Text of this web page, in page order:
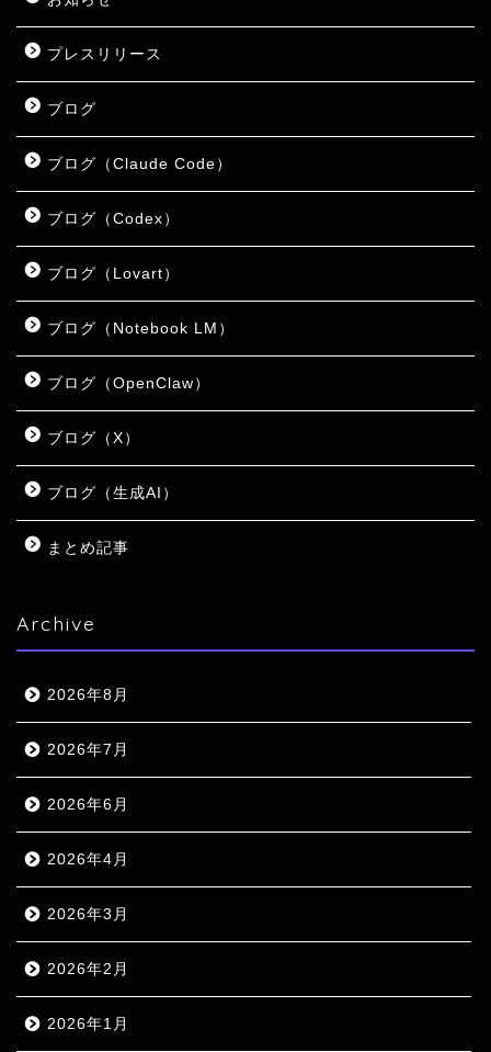
プレスリリース
ブログ
ブログ（Claude Code）
ブログ（Codex）
ブログ（Lovart）
ブログ（Notebook LM）
ブログ（OpenClaw）
ブログ（X）
ブログ（生成AI）
まとめ記事
Archive
2026年8月
2026年7月
2026年6月
2026年4月
2026年3月
2026年2月
2026年1月